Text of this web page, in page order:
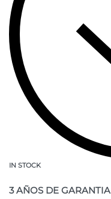
IN STOCK
3 AÑOS DE GARANTIA